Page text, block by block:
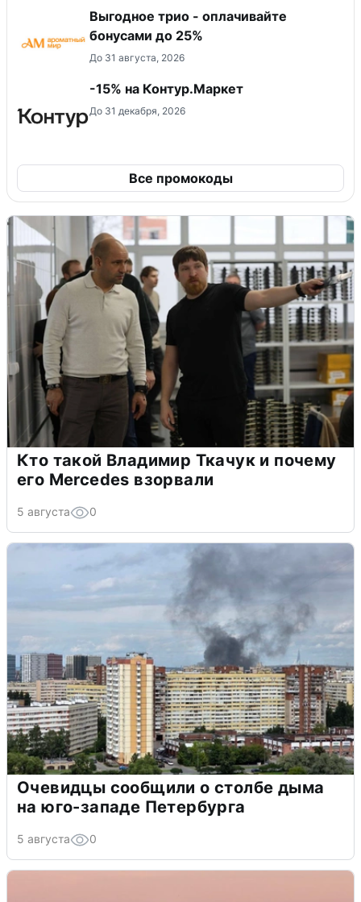
Выгодное трио - оплачивайте
бонусами до 25%
До 31 августа, 2026
-15% на Контур.Маркет
До 31 декабря, 2026
Все промокоды
Кто такой Владимир Ткачук и почему
его Mercedes взорвали
5 августа 0
Очевидцы сообщили о столбе дыма
на юго-западе Петербурга
5 августа 0